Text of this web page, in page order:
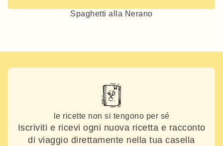
Spaghetti alla Nerano
le ricette non si tengono per sé
Iscriviti e ricevi ogni nuova ricetta e racconto
di viaggio direttamente nella tua casella